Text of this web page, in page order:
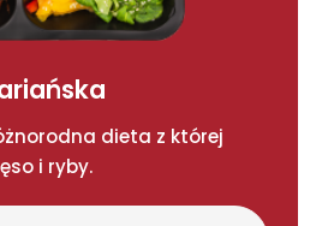
dieta z której
i ryby.